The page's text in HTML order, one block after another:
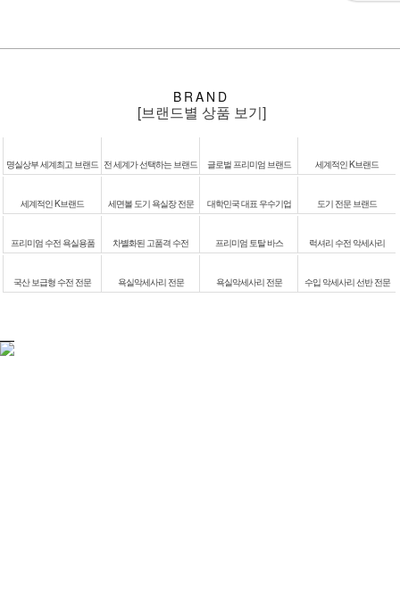
BRAND
[브랜드별 상품 보기]
명실상부 세계최고 브랜드 전 세계가 선택하는 브랜드 글로벌 프리미엄 브랜드 세계적인 K브랜드
세계적인 K브랜드 세면볼 도기 욕실장 전문 대학민국 대표 우수기업 도기 전문 브랜드
프리미엄 수전 욕실용품 차별화된 고품격 수전 프리미엄 토탈 바스 럭셔리 수전 악세사리
국산 보급형 수전 전문 욕실악세사리 전문 욕실악세사리 전문 수입 악세사리 선반 전문